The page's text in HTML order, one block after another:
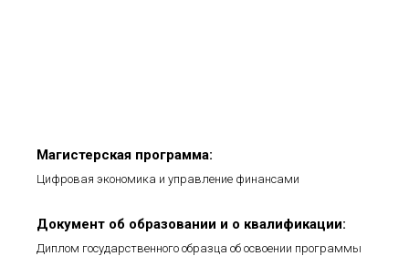
Магистерская программа:
Цифровая экономика и управление финансами
Документ об образовании и о квалификации:
Диплом государственного образца об освоении программы